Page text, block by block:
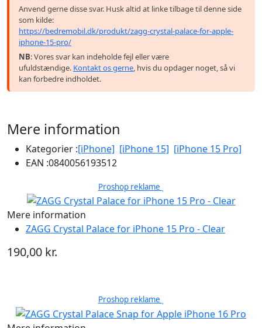
Anvend gerne disse svar. Husk altid at linke tilbage til denne side
som kilde:
https://bedremobil.dk/produkt/zagg-crystal-palace-for-apple-
iphone-15-pro/
NB: Vores svar kan indeholde fejl eller være
ufuldstændige. Kontakt os gerne, hvis du opdager noget, så vi
kan forbedre indholdet.
Mere information
Kategorier :[iPhone] [iPhone 15] [iPhone 15 Pro]
EAN :0840056193512
Proshop reklame
Mere information
ZAGG Crystal Palace for iPhone 15 Pro - Clear
190,00 kr.
Proshop reklame